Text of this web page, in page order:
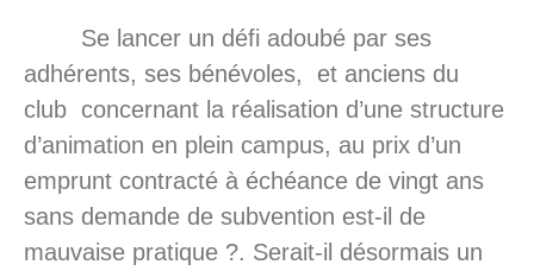
Se lancer un défi adoubé par ses
adhérents, ses bénévoles, et anciens du
club concernant la réalisation d’une structure
d’animation en plein campus, au prix d’un
emprunt contracté à échéance de vingt ans
sans demande de subvention est-il de
mauvaise pratique ?. Serait-il désormais un